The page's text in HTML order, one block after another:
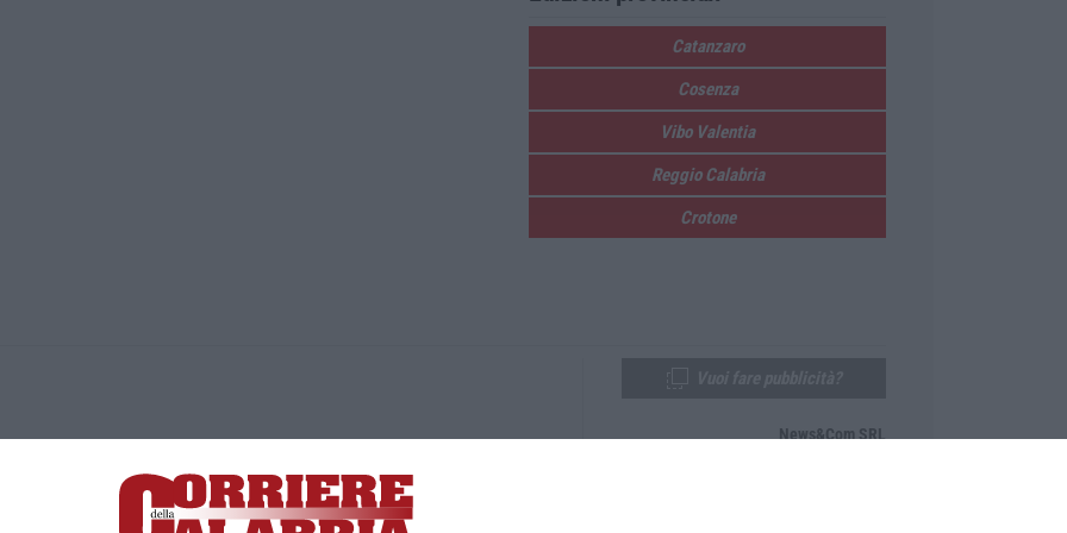
Catanzaro
Cosenza
Vibo Valentia
Reggio Calabria
Crotone
Lamezia Terme (CZ)
responsabile Paola Militano |Privacy
News&Com SRL